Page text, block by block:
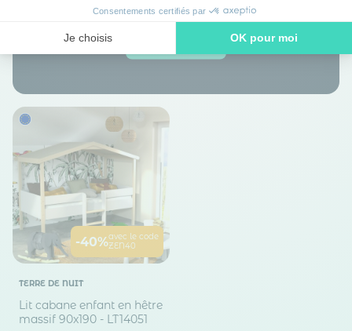
Consentements certifiés par
Je choisis OK pour moi
Plateforme de Gestion du Consentement : Personnalisez vos
Notre plateforme vous permet d'adapter et de gérer vos
-40%avec le code
ZEN40
TERRE DE NUIT
Lit cabane enfant en hêtre
massif 90x190 - LT14051